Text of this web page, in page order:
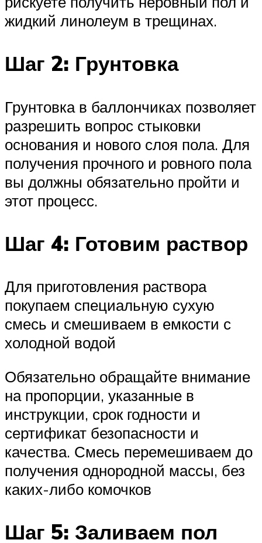
жидкий линолеум в трещинах.
Шаг 2: Грунтовка
Грунтовка в баллончиках позволяет
разрешить вопрос стыковки
основания и нового слоя пола. Для
получения прочного и ровного пола
вы должны обязательно пройти и
этот процесс.
Шаг 4: Готовим раствор
Для приготовления раствора
покупаем специальную сухую
смесь и смешиваем в емкости с
холодной водой
Обязательно обращайте внимание
на пропорции, указанные в
инструкции, срок годности и
сертификат безопасности и
качества. Смесь перемешиваем до
получения однородной массы, без
каких-либо комочков
Шаг 5: Заливаем пол